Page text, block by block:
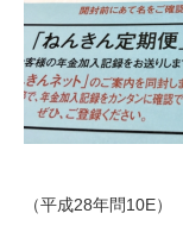
（平成28年問10E）